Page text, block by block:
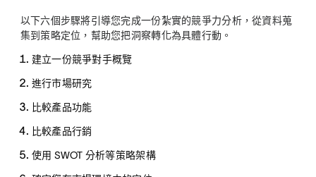
以下六個步驟將引導您完成一份紮實的競爭力分析，從資料蒐
集到策略定位，幫助您把洞察轉化為具體行動。
建立一份競爭對手概覽
進行市場研究
比較產品功能
比較產品行銷
使用 SWOT 分析等策略架構